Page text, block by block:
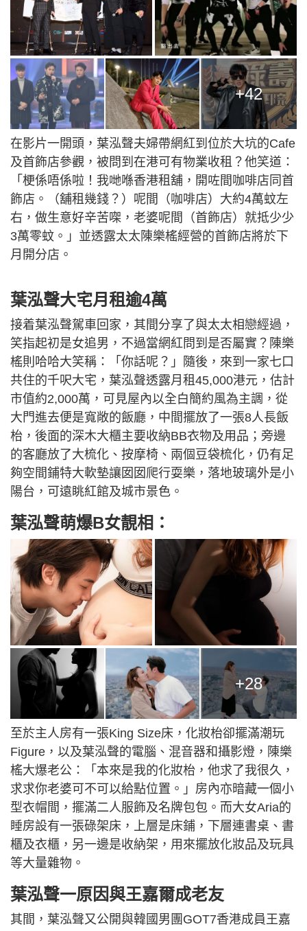
+42
在影片一開頭，葉泓聲夫婦帶網紅到位於大坑的Cafe
及首飾店參觀，被問到在港可有物業收租？他笑道：
「梗係唔係啦！我哋喺香港租舖，開咗間咖啡店同首
飾店。（舖租幾錢？）呢間（咖啡店）大約4萬蚊左
右，做生意好辛苦㗎，老婆呢間（首飾店）就抵少少
3萬零蚊。」並透露太太陳樂榣經營的首飾店將於下
月開分店。
葉泓聲大宅月租逾4萬
接着葉泓聲駕車回家，其間分享了與太太相戀經過，
笑指起初是女追男，不過當網紅問到是否屬實？陳樂
榣則哈哈大笑稱：「你話呢？」隨後，來到一家七口
共住的千呎大宅，葉泓聲透露月租45,000港元，估計
市值約2,000萬，可見屋內以全白簡約風為主調，從
大門進去便是寬敞的飯廳，中間擺放了一張8人長飯
枱，後面的深木大櫃主要收納BB衣物及用品；旁邊
的客廳放了大梳化、按摩椅、兩個豆袋梳化，仍有足
夠空間鋪特大軟墊讓囡囡爬行耍樂，落地玻璃外是小
陽台，可遠眺紅館及城市景色。
葉泓聲萌爆B女靚相：
+28
至於主人房有一張King Size床，化妝枱卻擺滿潮玩
Figure，以及葉泓聲的電腦、混音器和攝影燈，陳樂
榣大爆老公：「本來是我的化妝枱，他求了我很久，
求求你老婆可不可以給點位置。」房內亦暗藏一個小
型衣帽間，擺滿二人服飾及名牌包包。而大女Aria的
睡房設有一張碌架床，上層是床鋪，下層連書桌、書
櫃及衣櫃，另一邊是收納架，用來擺放化妝品及玩具
等大量雜物。
葉泓聲一原因與王嘉爾成老友
其間，葉泓聲又公開與韓國男團GOT7香港成員王嘉